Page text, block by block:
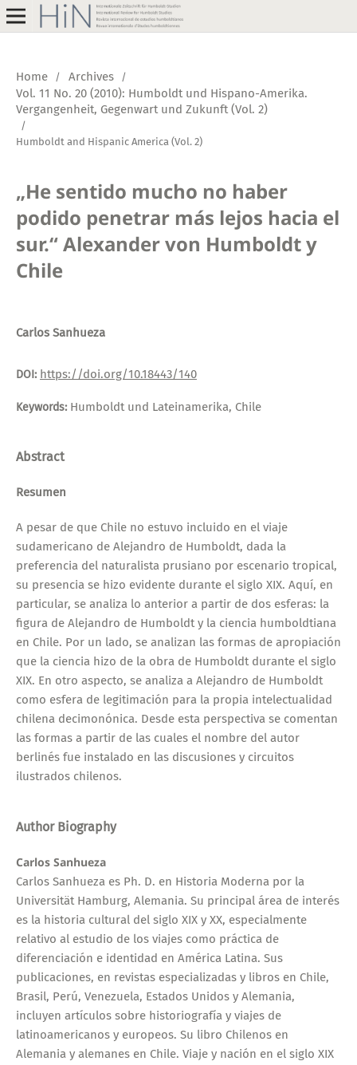
Home / Archives /
Vol. 11 No. 20 (2010): Humboldt und Hispano-Amerika.
Vergangenheit, Gegenwart und Zukunft (Vol. 2)
/
Humboldt and Hispanic America (Vol. 2)
„He sentido mucho no haber
podido penetrar más lejos hacia el
sur.“ Alexander von Humboldt y
Chile
Carlos Sanhueza
DOI: https://doi.org/10.18443/140
Keywords: Humboldt und Lateinamerika, Chile
Abstract
Resumen
A pesar de que Chile no estuvo incluido en el viaje
sudamericano de Alejandro de Humboldt, dada la
preferencia del naturalista prusiano por escenario tropical,
su presencia se hizo evidente durante el siglo XIX. Aquí, en
particular, se analiza lo anterior a partir de dos esferas: la
figura de Alejandro de Humboldt y la ciencia humboldtiana
en Chile. Por un lado, se analizan las formas de apropiación
que la ciencia hizo de la obra de Humboldt durante el siglo
XIX. En otro aspecto, se analiza a Alejandro de Humboldt
como esfera de legitimación para la propia intelectualidad
chilena decimonónica. Desde esta perspectiva se comentan
las formas a partir de las cuales el nombre del autor
berlinés fue instalado en las discusiones y circuitos
ilustrados chilenos.
Author Biography
Carlos Sanhueza
Carlos Sanhueza es Ph. D. en Historia Moderna por la
Universität Hamburg, Alemania. Su principal área de interés
es la historia cultural del siglo XIX y XX, especialmente
relativo al estudio de los viajes como práctica de
diferenciación e identidad en América Latina. Sus
publicaciones, en revistas especializadas y libros en Chile,
Brasil, Perú, Venezuela, Estados Unidos y Alemania,
incluyen artículos sobre historiografía y viajes de
latinoamericanos y europeos. Su libro Chilenos en
Alemania y alemanes en Chile. Viaje y nación en el siglo XIX